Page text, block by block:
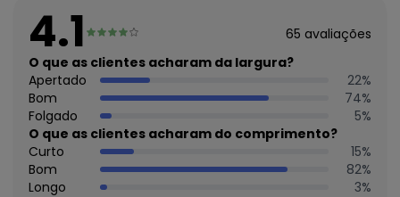
4.1 65 avaliações
O que as clientes acharam da largura?
Apertado
22%
Bom
74%
Folgado
5%
O que as clientes acharam do comprimento?
Curto
15%
Bom
82%
Longo
3%